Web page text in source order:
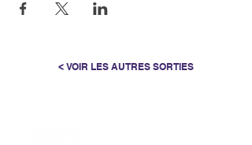
< VOIR LES AUTRES SORTIES